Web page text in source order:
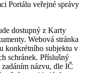
Portálu veřejné správy
dostupný z Karty
Webová stránka
konkrétního subjektu v
schránek. Příslušný
názvu, dle IČ